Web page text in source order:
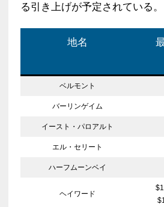
る引き上げが予定されている。
地名
ベルモント
バーリンゲイム
イースト・パロアルト
エル・セリート
ハーフムーンベイ
ヘイワード